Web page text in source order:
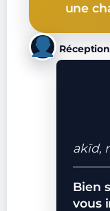
une
akīd,
Bien
vous